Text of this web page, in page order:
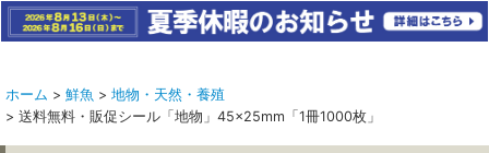
ホーム > 鮮魚 > 地物・天然・養殖
> 送料無料・販促シール「地物」45×25mm「1冊1000枚」